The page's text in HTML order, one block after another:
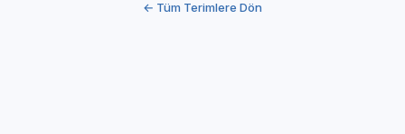
← Tüm Terimlere Dön